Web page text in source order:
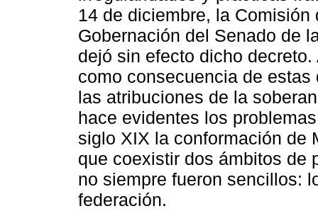
14 de diciembre, la Comisión
Gobernación del Senado de
dejó sin efecto dicho
como consecuencia de
las atribuciones de la
hace evidentes los
siglo XIX la conformación de
que coexistir dos ámbitos de
no siempre fueron sencillos:
federación.